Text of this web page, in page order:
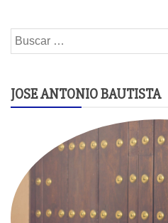
Buscar:
JOSE ANTONIO BAUTISTA